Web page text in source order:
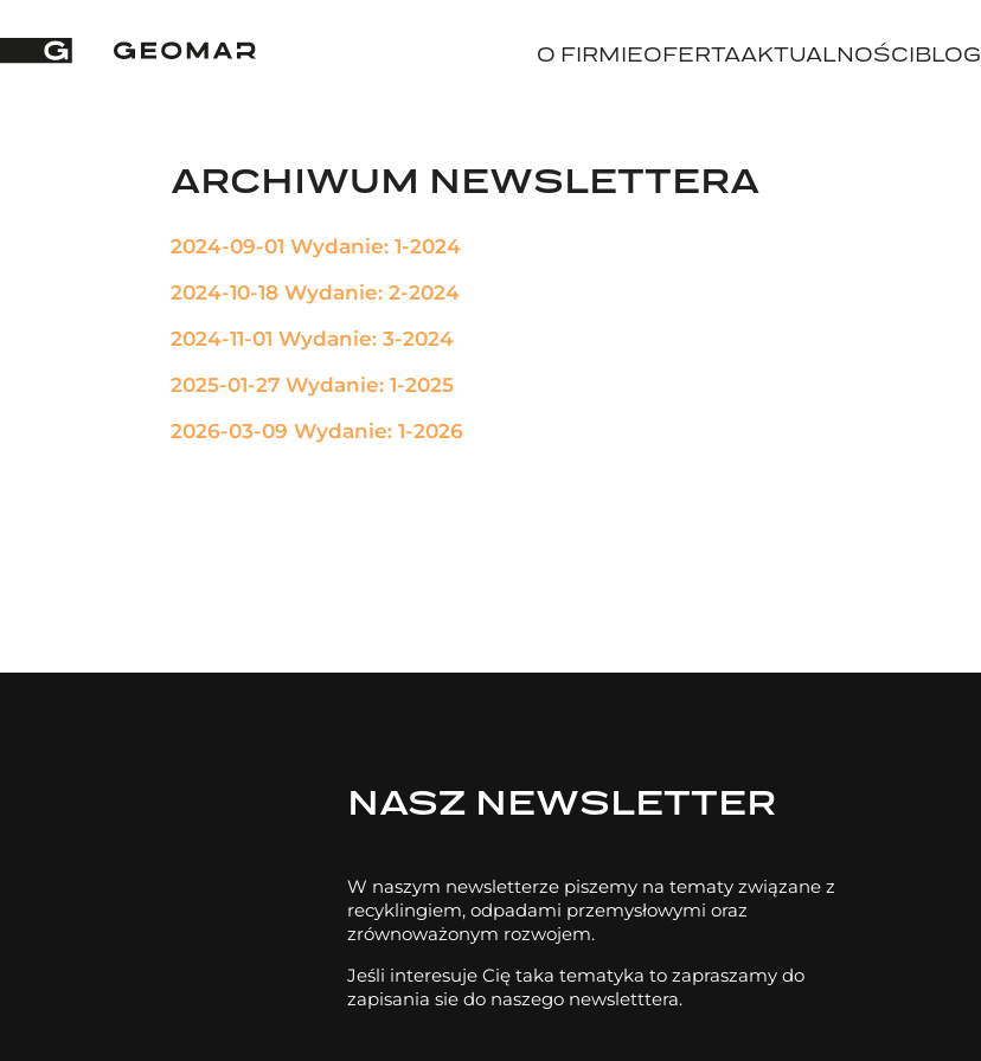
O FIRMIEOFERTAAKTUALNOŚCIBLOG
ARCHIWUM NEWSLETTERA
2024-09-01 Wydanie: 1-2024
2024-10-18 Wydanie: 2-2024
2024-11-01 Wydanie: 3-2024
2025-01-27 Wydanie: 1-2025
2026-03-09 Wydanie: 1-2026
NASZ NEWSLETTER
W naszym newsletterze piszemy na tematy związane z
recyklingiem, odpadami przemysłowymi oraz
zrównoważonym rozwojem.
Jeśli interesuje Cię taka tematyka to zapraszamy do
zapisania sie do naszego newsletttera.